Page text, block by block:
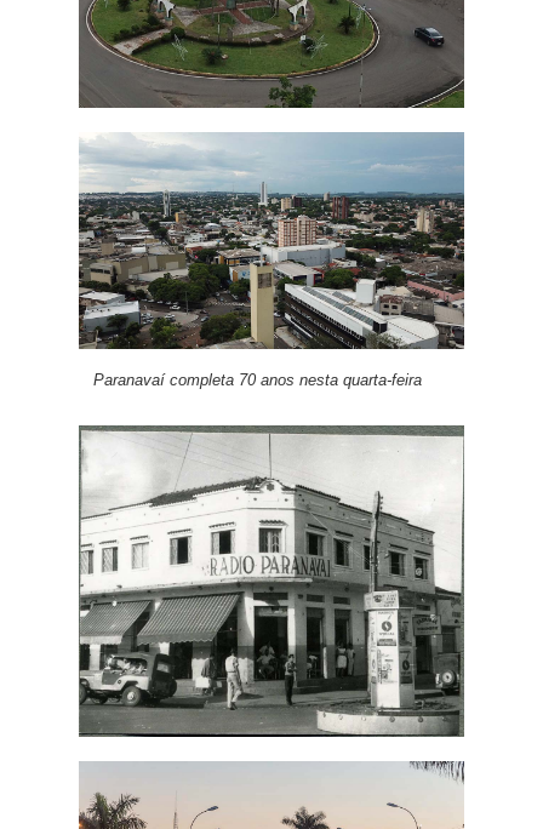
Paranavaí completa 70 anos nesta quarta-feira